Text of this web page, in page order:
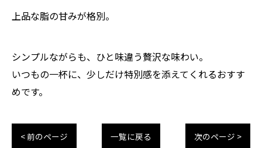
上品な脂の甘みが格別。
シンプルながらも、ひと味違う贅沢な味わい。
いつもの一杯に、少しだけ特別感を添えてくれるおすす
めです。
< 前のページ 一覧に戻る 次のページ >